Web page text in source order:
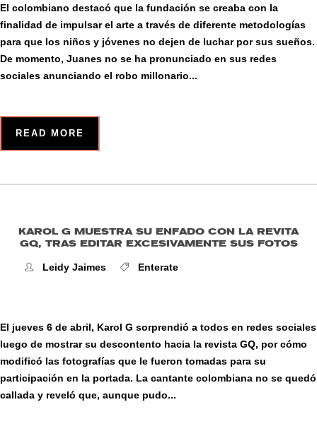
El colombiano destacó que la fundación se creaba con la
finalidad de impulsar el arte a través de diferente metodologías
para que los niños y jóvenes no dejen de luchar por sus sueños.
De momento, Juanes no se ha pronunciado en sus redes
sociales anunciando el robo millonario...
READ MORE
KAROL G MUESTRA SU ENFADO CON LA REVITA
GQ, TRAS EDITAR EXCESIVAMENTE SUS FOTOS
Leidy Jaimes Enterate
El jueves 6 de abril, Karol G sorprendió a todos en redes sociales
luego de mostrar su descontento hacia la revista GQ, por cómo
modificó las fotografías que le fueron tomadas para su
participación en la portada. La cantante colombiana no se quedó
callada y reveló que, aunque pudo...